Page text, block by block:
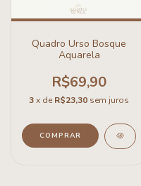
Quadro Urso Bosque
Aquarela
R$69,90
3x de R$23,30 sem juros
COMPRAR